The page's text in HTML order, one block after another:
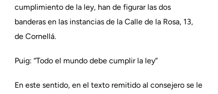
cumplimiento de la ley, han de figurar las dos
banderas en las instancias de la Calle de la Rosa, 13,
de Cornellá.
Puig: “Todo el mundo debe cumplir la ley”
En este sentido, en el texto remitido al consejero se le